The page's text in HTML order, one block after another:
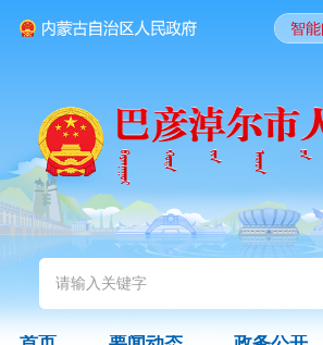
头条 国务院信息
政务动态
图片新闻
政务公开
智